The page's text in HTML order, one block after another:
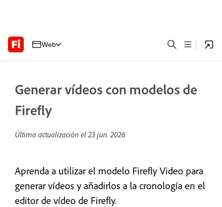
Web
Generar vídeos con modelos de
Firefly
Última actualización el23 jun. 2026
Aprenda a utilizar el modelo Firefly Video para
generar vídeos y añadirlos a la cronología en el
editor de vídeo de Firefly.